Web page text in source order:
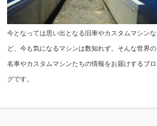
今となっては思い出となる旧車やカスタムマシンな
ど、今も気になるマシンは数知れず。そんな世界の
名車やカスタムマシンたちの情報をお届けするブロ
グです。